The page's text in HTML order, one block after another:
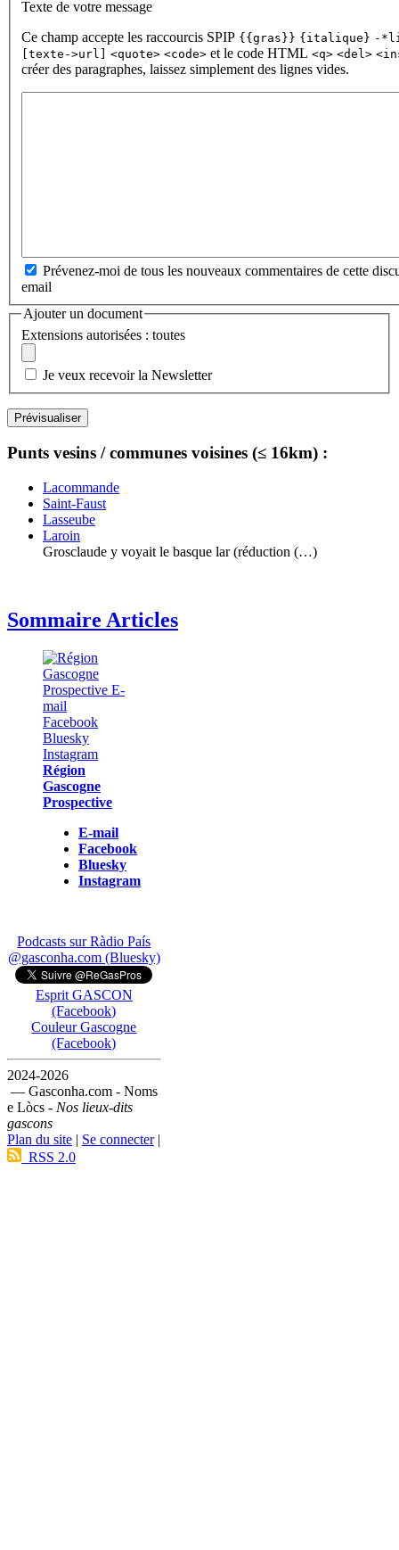
Texte de votre message
Ce champ accepte les raccourcis SPIP {{gras}} {italique} -
[texte->url]
<quote> <code> et le code HTML <q> <del>
créer des paragraphes, laissez simplement des lignes vides.
Prévenez-moi de tous les nouveaux commentaires de cette
email
Ajouter un document
Extensions autorisées : toutes
Je veux recevoir la Newsletter
Punts vesins / communes voisines (≤ 16km) :
Lacommande
Saint-Faust
Lasseube
Laroin
Grosclaude y voyait le basque lar (réduction (…)
Sommaire Articles
Région
Gascogne
Prospective
E-mail
Facebook
Bluesky
Instagram
Podcasts sur Ràdio País
@gasconha.com (Bluesky)
Esprit GASCON
(Facebook)
Couleur Gascogne
(Facebook)
2024-2026
— Gasconha.com - Noms
e Lòcs - Nos lieux-dits
gascons
Plan du site | Se connecter|
RSS 2.0